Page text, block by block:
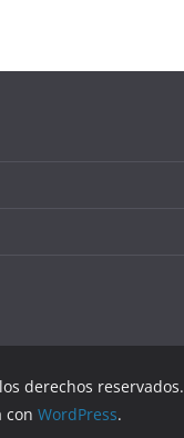
derechos reservados.
con WordPress.